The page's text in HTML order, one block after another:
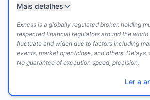
Mais detalhes
Exness is a globally regulated broker, holding
respected financial regulators around the
fluctuate and widen due to factors including
events, market open/close, and others. Delays,
No guarantee of execution speed, precision.
Ler a